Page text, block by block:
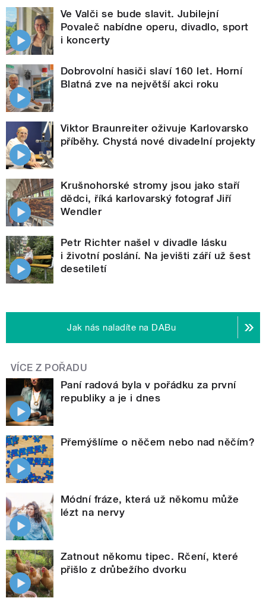
Ve Valči se bude slavit. Jubilejní
Povaleč nabídne operu, divadlo, sport
i koncerty
Dobrovolní hasiči slaví 160 let. Horní
Blatná zve na největší akci roku
Viktor Braunreiter oživuje Karlovarsko
příběhy. Chystá nové divadelní projekty
Krušnohorské stromy jsou jako staří
dědci, říká karlovarský fotograf Jiří
Wendler
Petr Richter našel v divadle lásku
i životní poslání. Na jevišti září už šest
desetiletí
Jak nás naladíte na DABu
VÍCE Z POŘADU
Paní radová byla v pořádku za první
republiky a je i dnes
Přemýšlíme o něčem nebo nad něčím?
Módní fráze, která už někomu může
lézt na nervy
Zatnout někomu tipec. Rčení, které
přišlo z drůbežího dvorku